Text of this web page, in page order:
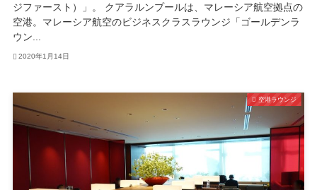
ジファースト）」。 クアラルンプールは、マレーシア航空拠点の
空港。マレーシア航空のビジネスクラスラウンジ「ゴールデンラ
ウン...
2020年1月14日
空港ラウンジ